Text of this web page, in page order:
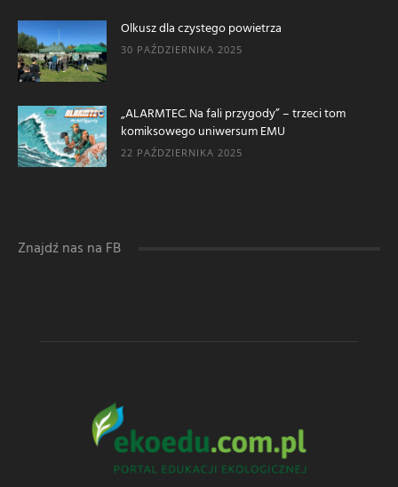
Olkusz dla czystego powietrza
30 PAŹDZIERNIKA 2025
„ALARMTEC. Na fali przygody” – trzeci tom
komiksowego uniwersum EMU
22 PAŹDZIERNIKA 2025
Znajdź nas na FB